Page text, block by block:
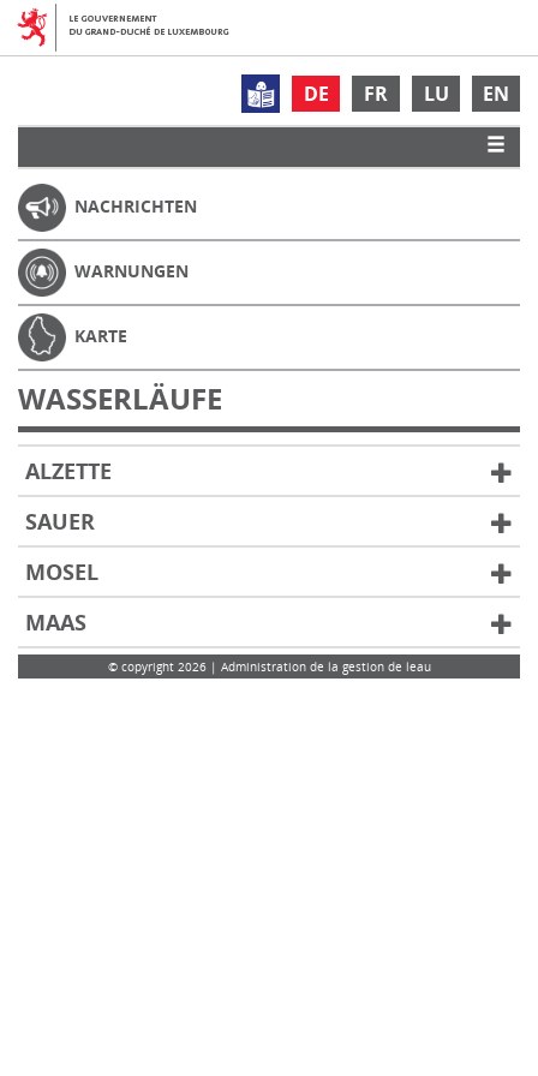
DE FR LU EN
NACHRICHTEN
WARNUNGEN
KARTE
WASSERLÄUFE
ALZETTE
SAUER
MOSEL
MAAS
© copyright 2026 | Administration de la gestion de leau